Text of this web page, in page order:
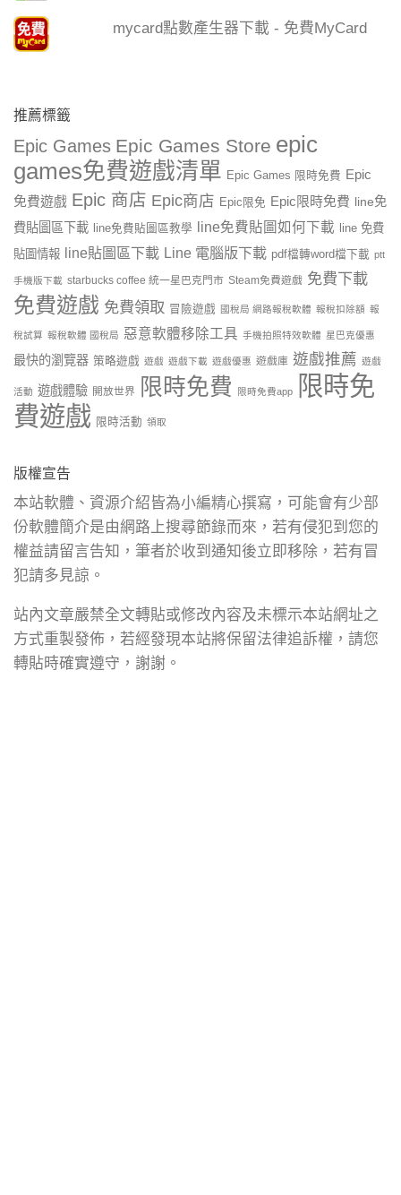
mycard點數產生器下載 - 免費MyCard
推薦標籤
Epic Games Epic Games Store epic
games免費遊戲清單 Epic Games 限時免費 Epic
免費遊戲 Epic 商店 Epic商店 Epic限免 Epic限時免費 line免
費貼圖區下載
line免費貼圖區教學 line免費貼圖如何下載
line 免費
貼圖情報 line貼圖區下載 Line 電腦版下載 pdf檔轉word檔下載 ptt
手機版下載 starbucks coffee 統一星巴克門市 Steam免費遊戲 免費下載
免費遊戲 免費領取 冒險遊戲 國稅局 網路報稅軟體 報稅扣除額 報
稅試算 報稅軟體 國稅局 惡意軟體移除工具 手機拍照特效軟體 星巴克優惠
最快的瀏覽器 策略遊戲 遊戲 遊戲下載 遊戲優惠 遊戲庫 遊戲推薦 遊戲
活動 遊戲體驗 開放世界 限時免費 限時免費app
限時免
費遊戲 限時活動 領取
版權宣告
本站軟體、資源介紹皆為小編精心撰寫，可能會有少部
份軟體簡介是由網路上搜尋節錄而來，若有侵犯到您的
權益請留言告知，筆者於收到通知後立即移除，若有冒
犯請多見諒。
站內文章嚴禁全文轉貼或修改內容及未標示本站網址之
方式重製發佈，若經發現本站將保留法律追訴權，請您
轉貼時確實遵守，謝謝。